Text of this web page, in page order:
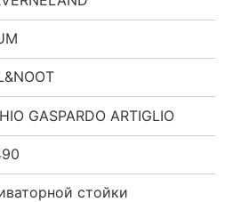
GASPARDO ARTIGLIO
стойки